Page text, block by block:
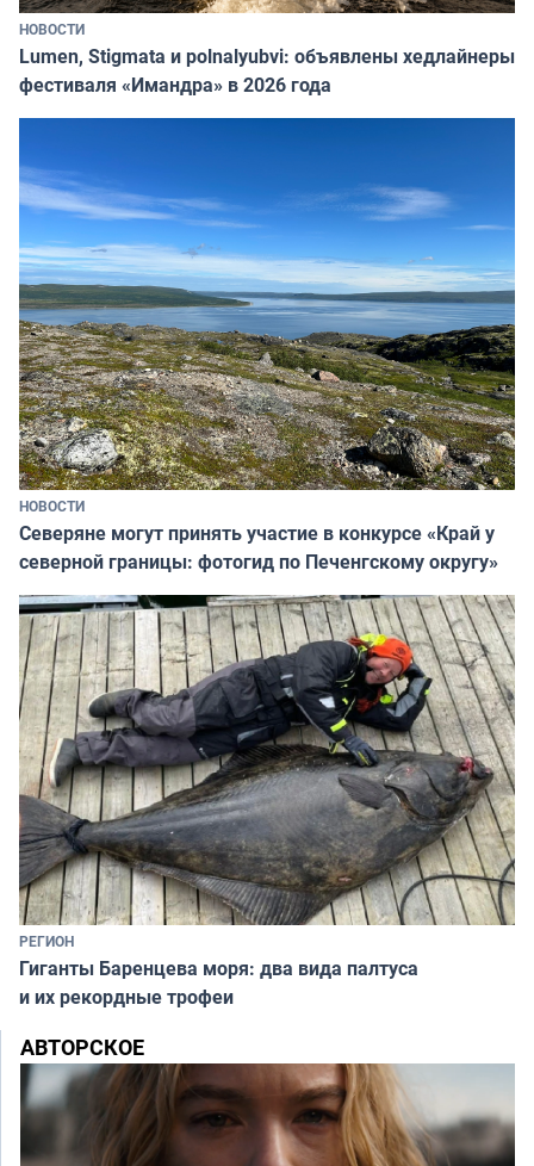
НОВОСТИ
Lumen, Stigmata и polnalyubvi: объявлены хедлайнеры
фестиваля «Имандра» в 2026 года
НОВОСТИ
Северяне могут принять участие в конкурсе «Край у
северной границы: фотогид по Печенгскому округу»
РЕГИОН
Гиганты Баренцева моря: два вида палтуса
и их рекордные трофеи
АВТОРСКОЕ